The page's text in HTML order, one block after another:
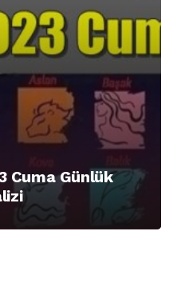
Cuma Günlük